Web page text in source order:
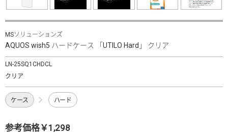
MSソリューションズ
AQUOS wish5 ハードケース 「UTILO Hard」 クリア
LN-25SQ1CHDCL
クリア
ケース ハード
参考価格￥1,298